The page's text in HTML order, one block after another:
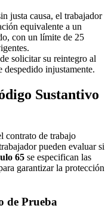
justa causa, el trabajador
equivalente a un
con un límite de 25
solicitar su reintegro al
despedido injustamente.
Sustantivo
contrato de trabajo
pueden evaluar si
65 se especifican las
garantizar la protección
de Prueba